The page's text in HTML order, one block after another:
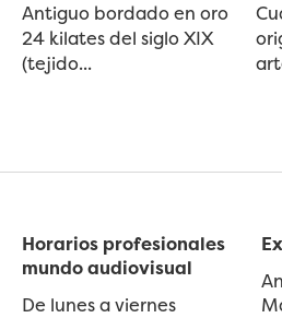
Antiguo bordado en oro
24 kilates del siglo XIX
(tejido...
Horarios profesionales
mundo audiovisual
De lunes a viernes